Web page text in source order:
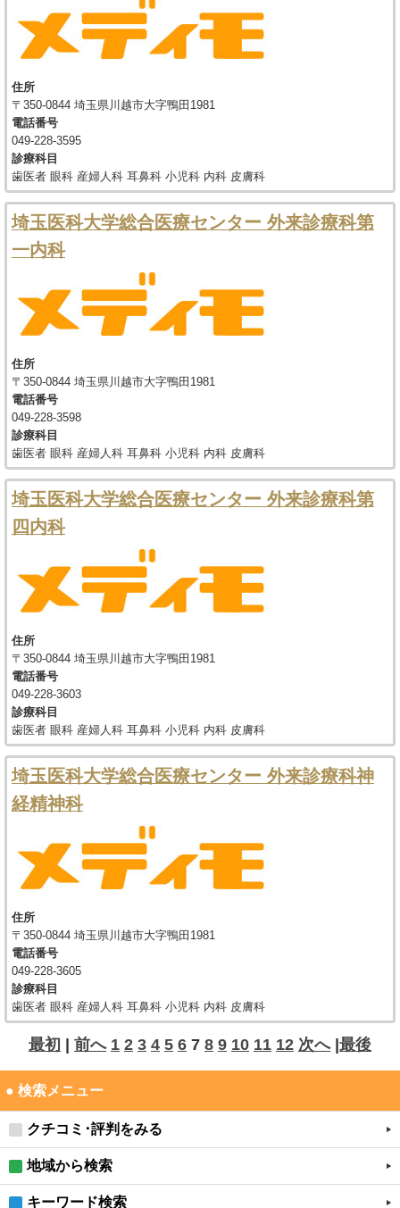
住所
〒350-0844 埼玉県川越市大字鴨田1981
電話番号
049-228-3595
診療科目
歯医者 眼科 産婦人科 耳鼻科 小児科 内科 皮膚科
埼玉医科大学総合医療センター 外来診療科第
一内科
住所
〒350-0844 埼玉県川越市大字鴨田1981
電話番号
049-228-3598
診療科目
歯医者 眼科 産婦人科 耳鼻科 小児科 内科 皮膚科
埼玉医科大学総合医療センター 外来診療科第
四内科
住所
〒350-0844 埼玉県川越市大字鴨田1981
電話番号
049-228-3603
診療科目
歯医者 眼科 産婦人科 耳鼻科 小児科 内科 皮膚科
埼玉医科大学総合医療センター 外来診療科神
経精神科
住所
〒350-0844 埼玉県川越市大字鴨田1981
電話番号
049-228-3605
診療科目
歯医者 眼科 産婦人科 耳鼻科 小児科 内科 皮膚科
最初 | 前へ 1 2 3 4 5 6 7 8 9 10 11 12 次へ|最後
● 検索メニュー
クチコミ･評判をみる
地域から検索
キーワード検索